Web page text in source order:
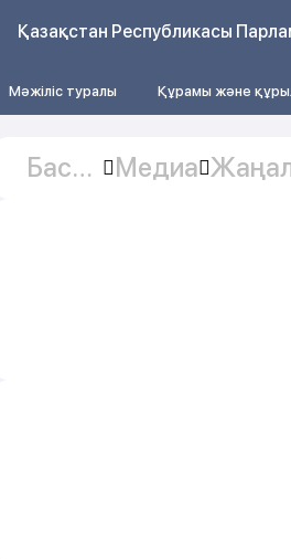
Қазақстан Республикасы
Мәжіліс туралы Құрамы және
Басты
Медиа